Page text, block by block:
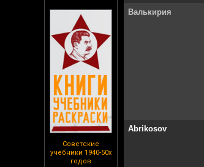
Советские
учебники 1940-50х
годов
Валькирия
Abrikosov